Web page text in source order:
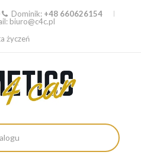
Dominik: +48 660626154
biuro@c4c.pl
życzeń